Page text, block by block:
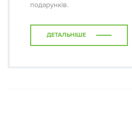
подарунків.
ДЕТАЛЬНІШЕ